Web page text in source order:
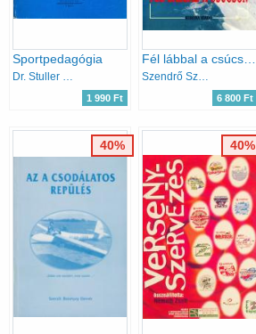
Sportpedagógia
Dr. Stuller Gyula
1 990 Ft
Fél lábbal a csúcson
Szendrő Szabolcs-Németh Géza
6 800 Ft
40% 40%